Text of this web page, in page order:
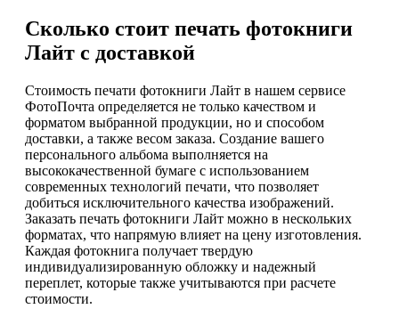
Сколько стоит печать фотокниги
Лайт с доставкой
Стоимость печати фотокниги Лайт в нашем сервисе
ФотоПочта определяется не только качеством и
форматом выбранной продукции, но и способом
доставки, а также весом заказа. Создание вашего
персонального альбома выполняется на
высококачественной бумаге с использованием
современных технологий печати, что позволяет
добиться исключительного качества изображений.
Заказать печать фотокниги Лайт можно в нескольких
форматах, что напрямую влияет на цену изготовления.
Каждая фотокнига получает твердую
индивидуализированную обложку и надежный
переплет, которые также учитываются при расчете
стоимости.